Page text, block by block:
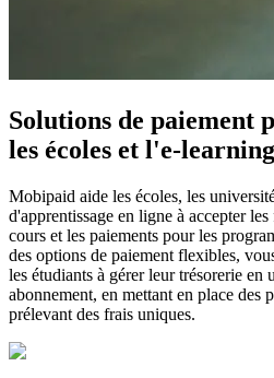
Solutions de paiement
les écoles et l'e-learning
Mobipaid aide les écoles, les
d'apprentissage en ligne à accepter
cours et les paiements pour les
des options de paiement flexibles,
les étudiants à gérer leur trésorerie en
abonnement, en mettant en place des
prélevant des frais uniques.